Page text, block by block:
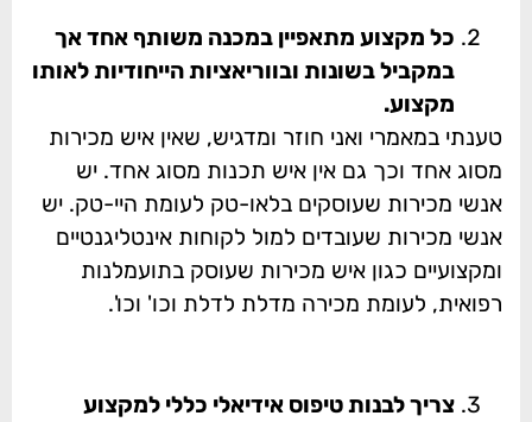
כל מקצוע מתאפיין במכנה משותף אחד אך
במקביל בשונות ובווריאציות הייחודיות לאותו
מקצוע.
טענתי במאמרי ואני חוזר ומדגיש, שאין איש מכירות
מסוג אחד וכך גם אין איש תכנות מסוג אחד. יש
אנשי מכירות שעוסקים בלאו-טק לעומת היי-טק. יש
אנשי מכירות שעובדים למול לקוחות אינטליגנטיים
ומקצועיים כגון איש מכירות שעוסק בתועמלנות
רפואית, לעומת מכירה מדלת לדלת וכו' וכו'.
צריך לבנות טיפוס אידיאלי כללי למקצוע